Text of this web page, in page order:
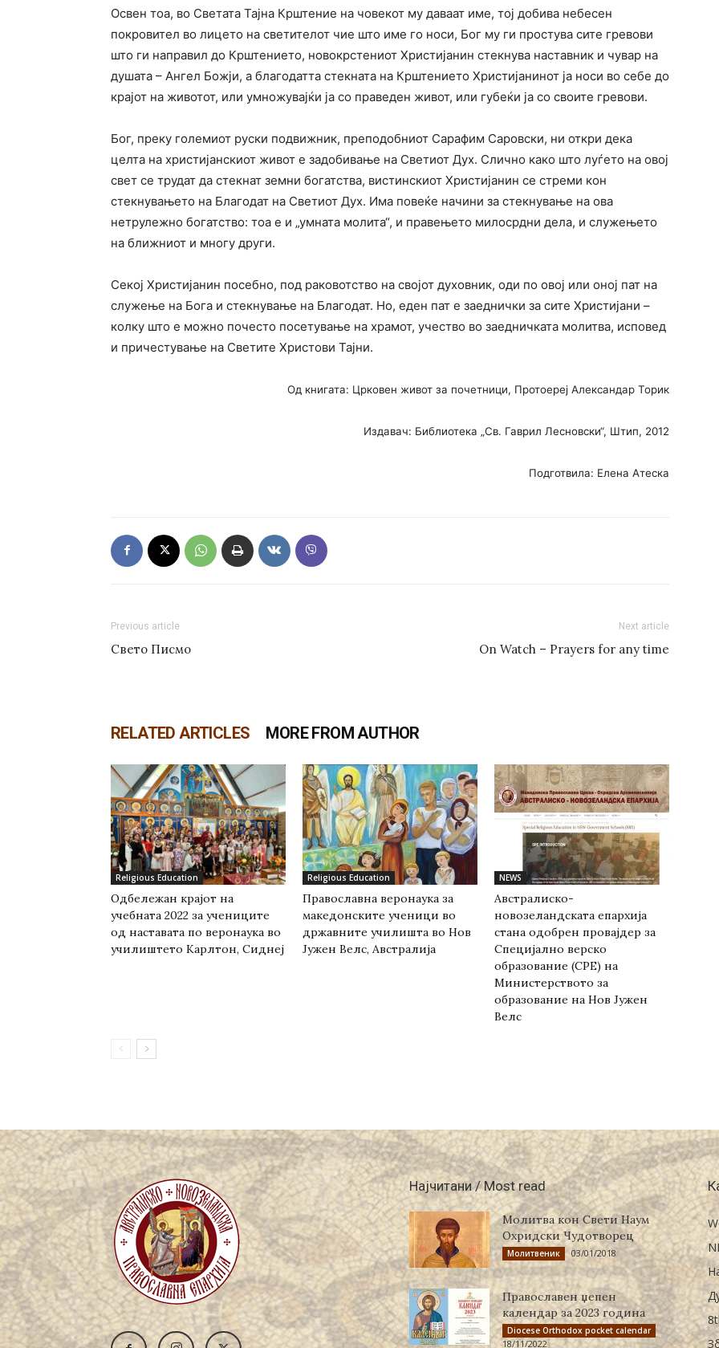
Освен тоа, во Светата Тајна Крштение на човекот му даваат име, тој добива небесен
покровител во лицето на светителот чие што име го носи, Бог му ги простува сите гревови
што ги направил до Крштението, новокрстениот Христијанин стекнува наставник и чувар на
душата – Ангел Божји, а благодатта стекната на Крштението Христијанинот ја носи во себе до
крајот на животот, или умножувајќи ја со праведен живот, или губеќи ја со своите гревови.
Бог, преку големиот руски подвижник, преподобниот Сарафим Саровски, ни откри дека
целта на христијанскиот живот е задобивање на Светиот Дух. Слично како што луѓето на овој
свет се трудат да стекнат земни богатства, вистинскиот Христијанин се стреми кон
стекнувањето на Благодат на Светиот Дух. Има повеќе начини за стекнување на ова
нетрулежно богатство: тоа е и „умната молита“, и правењето милосрдни дела, и служењето
на ближниот и многу други.
Секој Христијанин посебно, под раковотство на својот духовник, оди по овој или оној пат на
служење на Бога и стекнување на Благодат. Но, еден пат е заеднички за сите Христијани –
колку што е можно почесто посетување на храмот, учество во заедничката молитва, исповед
и причестување на Светите Христови Тајни.
Од книгата: Црковен живот за почетници, Протоереј Александар Торик
Издавач: Библиотека „Св. Гаврил Лесновски“, Штип, 2012
Подготвила: Елена Атеска
Previous article
Свето Писмо
Next article
On Watch – Prayers for any time
RELATED ARTICLES MORE FROM AUTHOR
Religious Education
Одбележан крајот на
учебната 2022 за учениците
од наставата по веронаука во
училиштето Карлтон, Сиднеј
Religious Education
Православна веронаука за
македонските ученици во
државните училишта во Нов
Јужен Велс, Австралија
NEWS
Австралиско-
новозеландската епархија
стана одобрен провајдер за
Специјално верско
образование (СРЕ) на
Министерството за
образование на Нов Јужен
Велс
Најчитани / Most read
Молитва кон Свети Наум
Охридски Чудотворец
Молитвеник 03/01/2018
Православен џепен
календар за 2023 година
Diocese Orthodox pocket calendar
18/11/2022